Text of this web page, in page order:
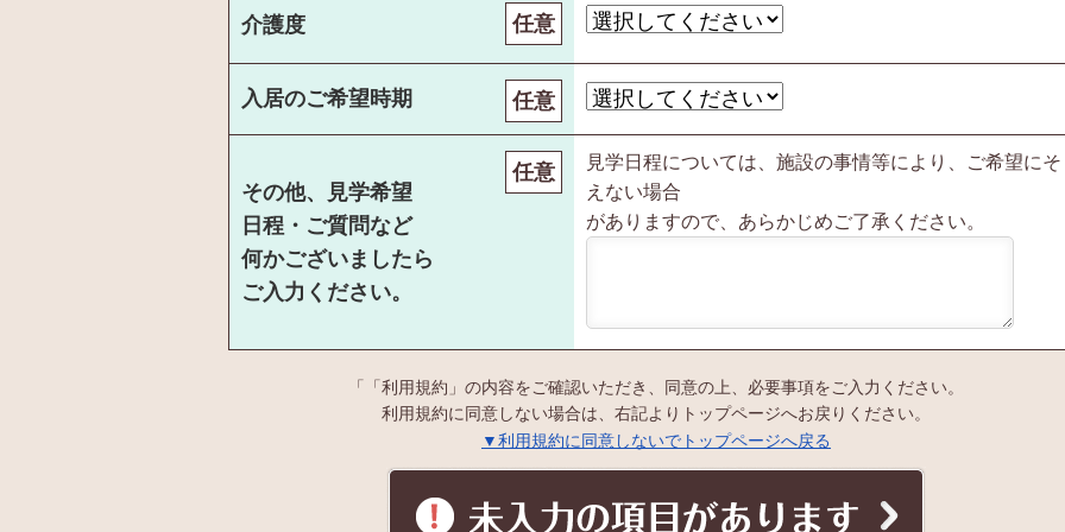
介護度 任意
入居のご希望時期 任意
その他、見学希望
日程・ご質問など
何かございましたら
ご入力ください。
任意
見学日程については、施設の事情等により、ご希望にそ
えない場合
がありますので、あらかじめご了承ください。
「「利用規約」の内容をご確認いただき、同意の上、必要事項をご入力ください。
利用規約に同意しない場合は、右記よりトップページへお戻りください。
▼利用規約に同意しないでトップページへ戻る